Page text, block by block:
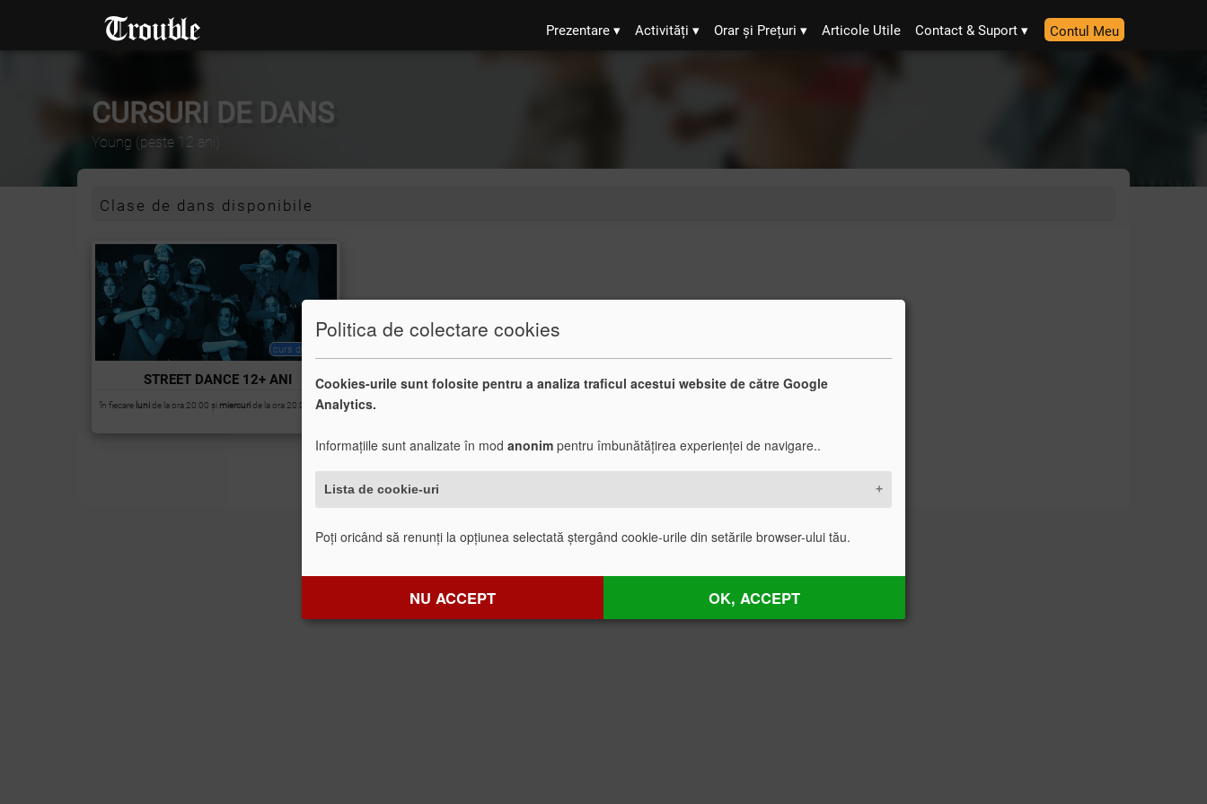
Politica de colectare cookies
Cookies-urile sunt folosite pentru a analiza traficul acestui website de către Google
Analytics.
Informațiile sunt analizate în mod anonim pentru îmbunătățirea experienței de navigare..
Lista de cookie-uri
Poți oricând să renunți la opțiunea selectată ștergând cookie-urile din setările browser-ului tău.
NU ACCEPT OK, ACCEPT
Prezentare Activități Orar și Prețuri Articole Utile Contact & Suport Contul Meu
CURSURI DE DANS
Young (peste 12 ani)
Clase de dans disponibile
curs de bază
STREET DANCE 12+ ANI
în fiecare lunide la ora 20:00 și miercuride la ora 20:00